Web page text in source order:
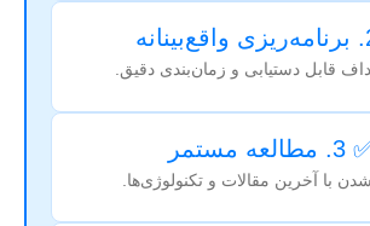
قابل دستیابی و زمان‌بندی دقیق.
مستمر
با آخرین مقالات و تکنولوژی‌ها.